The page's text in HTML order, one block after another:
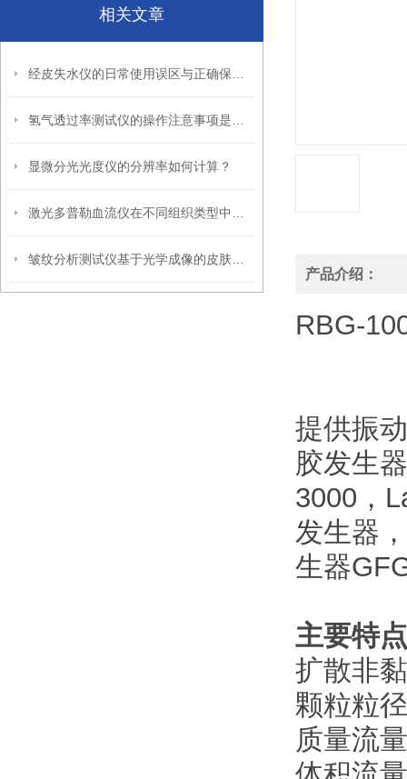
相关文章
显微分光光度仪的分辨率如何计算？
产品介绍：
RBG-
提供振
胶发生
3000，
发生器
生器
主要特
扩散非
颗粒粒
质量流